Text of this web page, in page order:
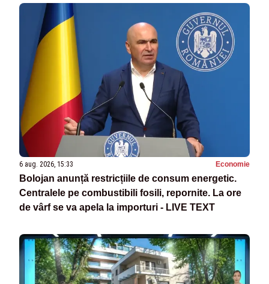
6 aug. 2026, 15:33 Economie
Bolojan anunță restricțiile de consum energetic.
Centralele pe combustibili fosili, repornite. La ore
de vârf se va apela la importuri - LIVE TEXT